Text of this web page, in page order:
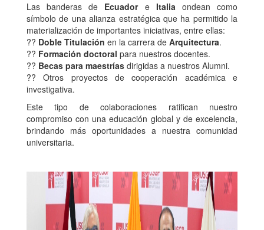
Las banderas de Ecuadore Italiaondean como
símbolo de una alianza estratégica que ha permitido la
materialización de importantes iniciativas, entre ellas:
?? Doble Titulación en la carrera de Arquitectura.
?? Formación doctoral para nuestros docentes.
?? Becas para maestrías dirigidas a nuestros Alumni.
?? Otros proyectos de cooperación académica e
investigativa.
Este tipo de colaboraciones ratifican nuestro
compromiso con una educación global y de excelencia,
brindando más oportunidades a nuestra comunidad
universitaria.